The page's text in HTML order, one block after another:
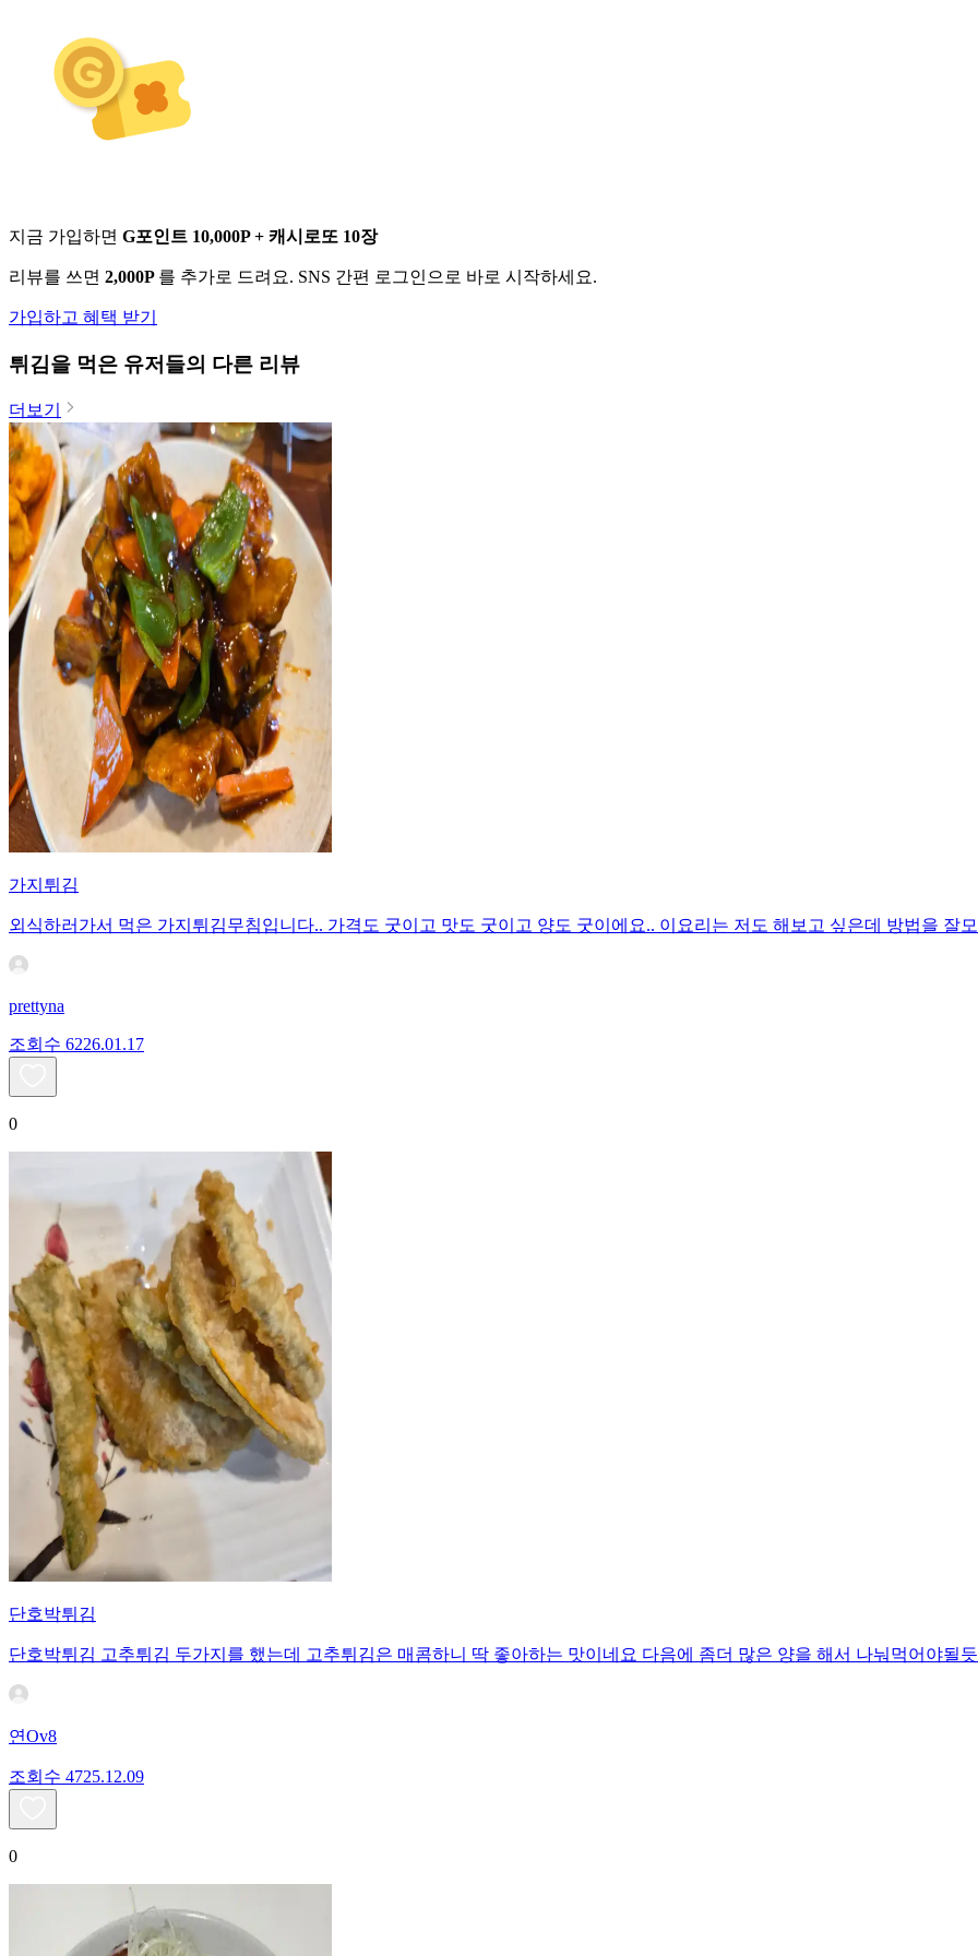
지금 가입하면 G포인트 10,000P + 캐시로또 10장
리뷰를 쓰면 2,000P 를 추가로 드려요. SNS 간편 로그인으로 바로 시작하세요.
가입하고 혜택 받기
튀김을 먹은 유저들의 다른 리뷰
더보기
가지튀김
외식하러가서 먹은 가지튀김무침입니다.. 가격도 굿이고 맛도 굿이고 양도 굿이에요.. 이요리는 저도 해보고 싶은데 방법을 잘
prettyna
조회수 6226.01.17
0
단호박튀김
단호박튀김 고추튀김 두가지를 했는데 고추튀김은 매콤하니 딱 좋아하는 맛이네요 다음에 좀더 많은 양을 해서 나눠먹어야될
연Ov8
조회수 4725.12.09
0